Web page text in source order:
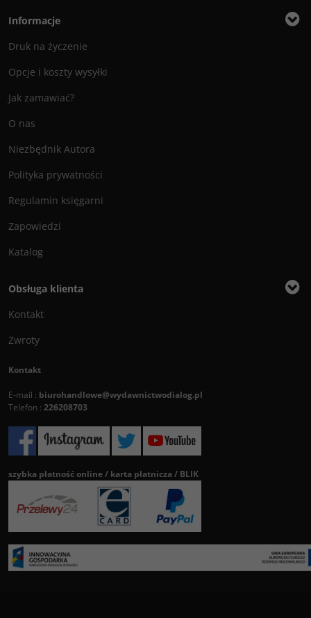
Informacje
Druk na życzenie
Opcje i koszty wysyłki
Jak zamawiać?
O nas
Niezbędnik Autora
Polityka prywatności
Regulamin księgarni
Zapowiedzi
Katalog
Obsługa klienta
Kontakt
Zwroty
Kontakt
E-mail : biurohandlowe@wydawnictwodialog.pl
Telefon : 226208703
szybka płatność online / karta płatnicza / BLIK